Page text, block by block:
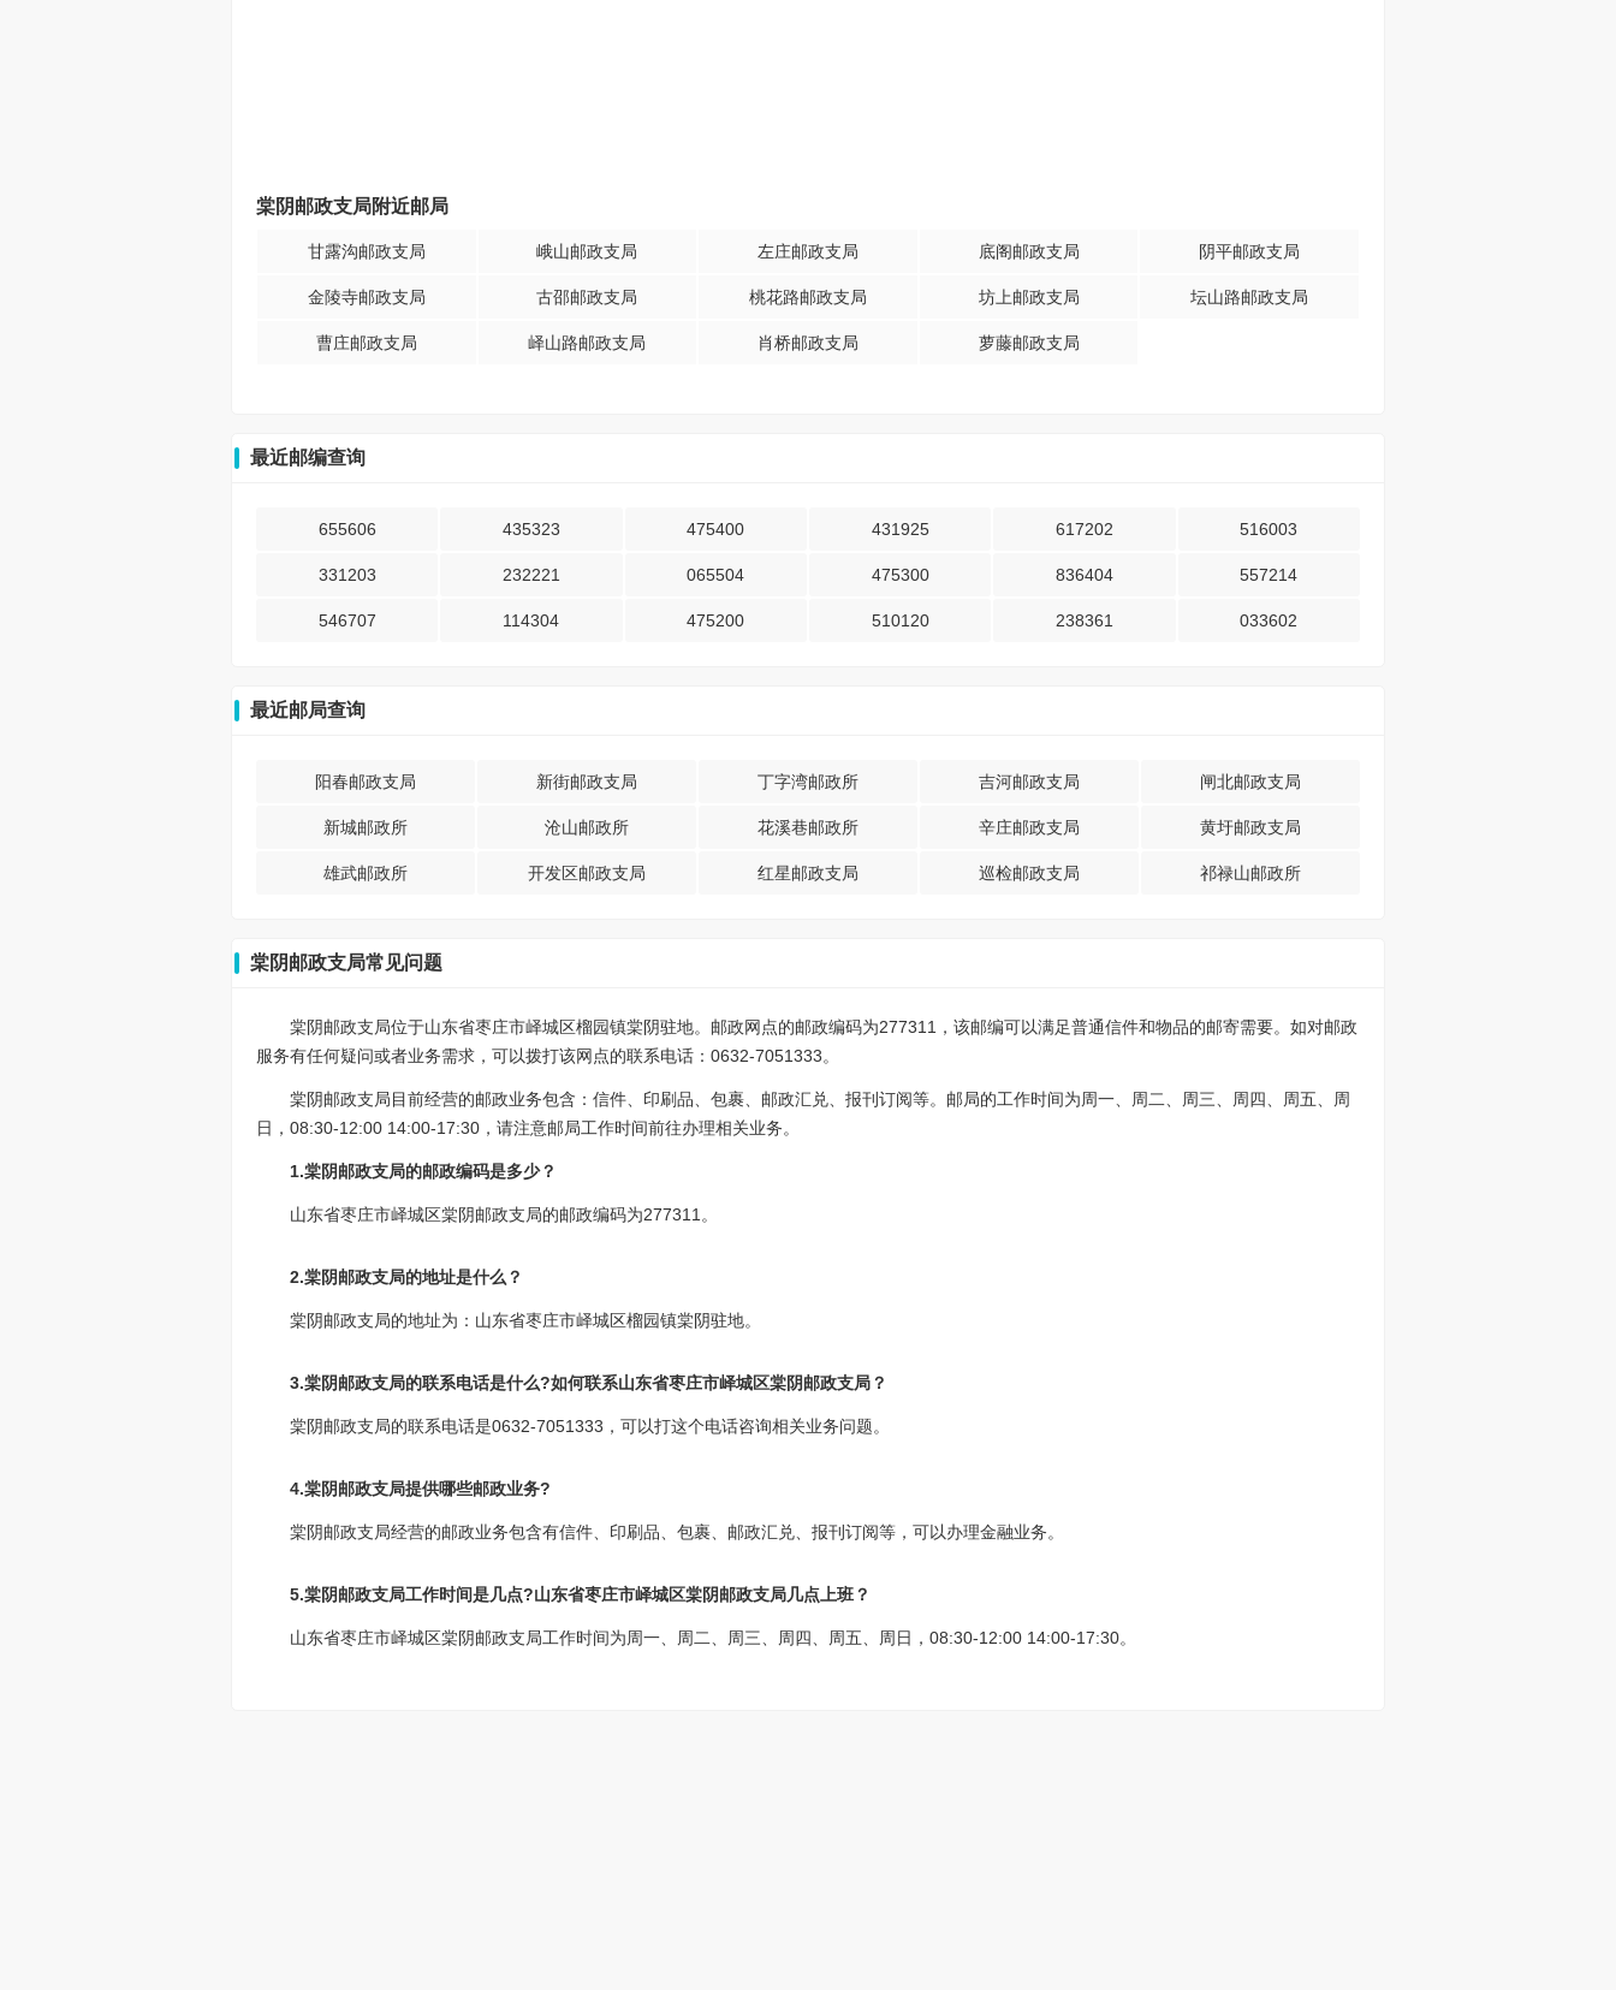
棠阴邮政支局附近邮局
甘露沟邮政支局 峨山邮政支局 左庄邮政支局 底阁邮政支局 阴平邮政支局
金陵寺邮政支局 古邵邮政支局 桃花路邮政支局 坊上邮政支局 坛山路邮政支局
曹庄邮政支局 峄山路邮政支局 肖桥邮政支局 萝藤邮政支局
最近邮编查询
655606 435323 475400 431925 617202 516003
331203 232221 065504 475300 836404 557214
546707 114304 475200 510120 238361 033602
最近邮局查询
阳春邮政支局 新街邮政支局 丁字湾邮政所 吉河邮政支局 闸北邮政支局
新城邮政所 沧山邮政所 花溪巷邮政所 辛庄邮政支局 黄圩邮政支局
雄武邮政所 开发区邮政支局 红星邮政支局 巡检邮政支局 祁禄山邮政所
棠阴邮政支局常见问题
棠阴邮政支局位于山东省枣庄市峄城区榴园镇棠阴驻地。邮政网点的邮政编码为277311，该邮编可以满足普通信件和物品的邮寄需要。如对邮政
服务有任何疑问或者业务需求，可以拨打该网点的联系电话：0632-7051333。
棠阴邮政支局目前经营的邮政业务包含：信件、印刷品、包裹、邮政汇兑、报刊订阅等。邮局的工作时间为周一、周二、周三、周四、周五、周
日，08:30-12:00 14:00-17:30，请注意邮局工作时间前往办理相关业务。
1.棠阴邮政支局的邮政编码是多少？
山东省枣庄市峄城区棠阴邮政支局的邮政编码为277311。
2.棠阴邮政支局的地址是什么？
棠阴邮政支局的地址为：山东省枣庄市峄城区榴园镇棠阴驻地。
3.棠阴邮政支局的联系电话是什么?如何联系山东省枣庄市峄城区棠阴邮政支局？
棠阴邮政支局的联系电话是0632-7051333，可以打这个电话咨询相关业务问题。
4.棠阴邮政支局提供哪些邮政业务?
棠阴邮政支局经营的邮政业务包含有信件、印刷品、包裹、邮政汇兑、报刊订阅等，可以办理金融业务。
5.棠阴邮政支局工作时间是几点?山东省枣庄市峄城区棠阴邮政支局几点上班？
山东省枣庄市峄城区棠阴邮政支局工作时间为周一、周二、周三、周四、周五、周日，08:30-12:00 14:00-17:30。